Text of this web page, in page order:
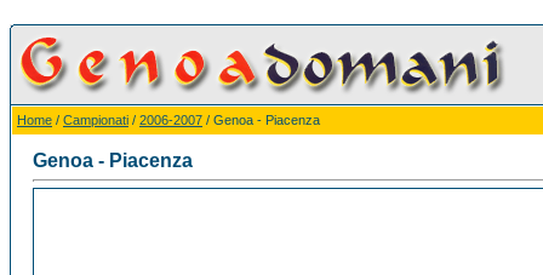
Home / Campionati / 2006-2007 / Genoa - Piacenza
Genoa - Piacenza